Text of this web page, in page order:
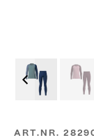
ART.NR.